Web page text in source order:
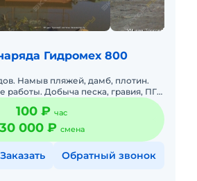
Гидромех 800
Намыв пляжей, дамб, плотин.
работы. Добыча песка, гравия, ПГС.
имеет в собственности полностью
100 ₽ час
30 000 ₽ смена
Заказать Обратный звонок